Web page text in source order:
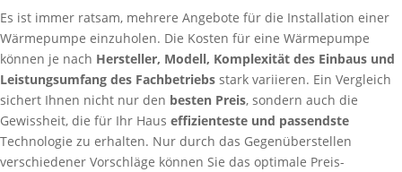
Es ist immer ratsam, mehrere Angebote für die Installation einer
Wärmepumpe einzuholen. Die Kosten für eine Wärmepumpe
können je nach Hersteller, Modell, Komplexität des Einbaus und
Leistungsumfang des Fachbetriebs stark variieren. Ein Vergleich
sichert Ihnen nicht nur den besten Preis, sondern auch die
Gewissheit, die für Ihr Haus effizienteste und passendste
Technologie zu erhalten. Nur durch das Gegenüberstellen
verschiedener Vorschläge können Sie das optimale Preis-